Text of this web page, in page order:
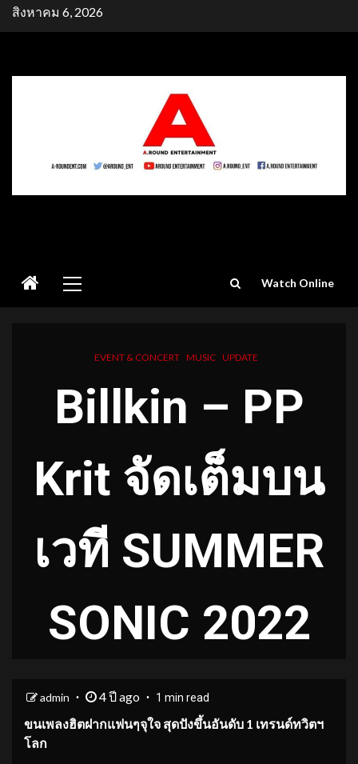
Skipสิงหาคม 6, 2026
Menu
Watch Online
EVENT & CONCERT MUSIC UPDATE
Billkin – PP
Krit จัดเต็มบน
เวที SUMMER
SONIC 2022
admin 4 ปี ago 1 min read
ขนเพลงฮิตฝากแฟนๆจุใจ สุดปังขึ้นอันดับ 1 เทรนด์ทวิตฯ
โลก